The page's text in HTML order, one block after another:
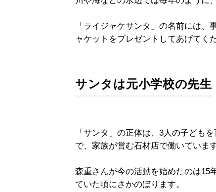
「ライジャケサンタ」の名前には
ャケットをプレゼントしてあげてく
サンタは元小学校の先生
「サンタ」の正体は、3人の子ども
で、家族が営む石材店で働いています
森重さんが今の活動を始めたのは15
ていた頃にさかのぼります。